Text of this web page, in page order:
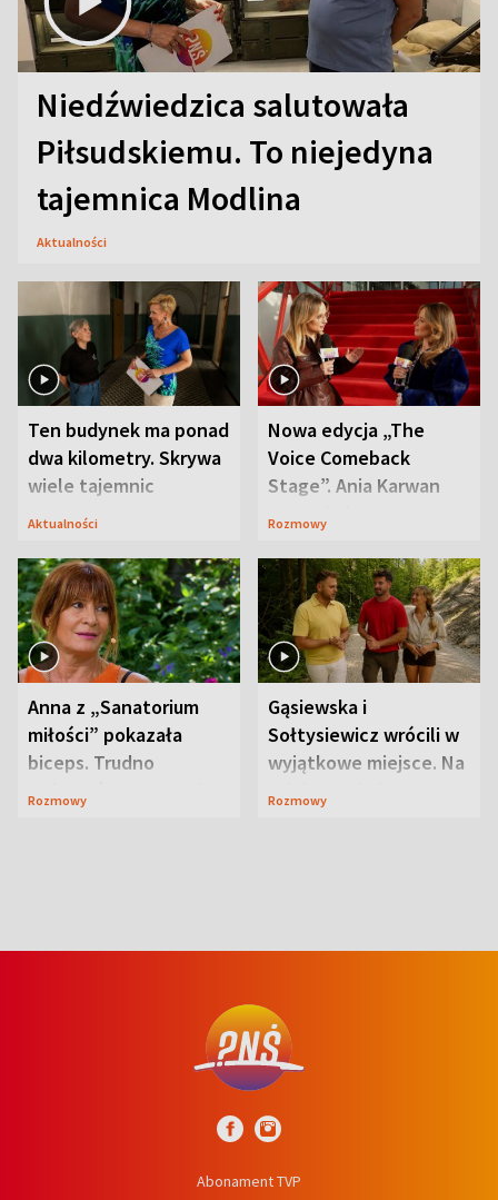
Niedźwiedzica salutowała
Piłsudskiemu. To niejedyna
tajemnica Modlina
Aktualności
Ten budynek ma ponad
dwa kilometry. Skrywa
wiele tajemnic
Aktualności
Nowa edycja „The
Voice Comeback
Stage”. Ania Karwan
zapowiada
Rozmowy
Anna z „Sanatorium
miłości” pokazała
biceps. Trudno
uwierzyć, co przeszła
Rozmowy
Gąsiewska i
Sołtysiewicz wrócili w
wyjątkowe miejsce. Na
szlaku czekał
Rozmowy
Abonament TVP